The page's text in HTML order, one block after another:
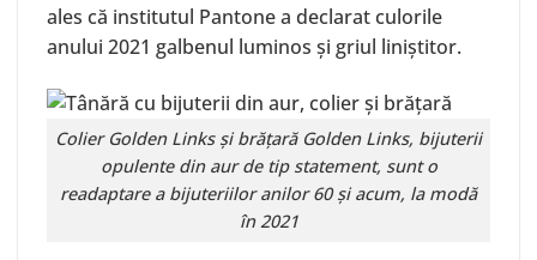
ales că institutul Pantone a declaratculorile
anului 2021 galbenul luminos și griul liniștitor.
Colier Golden Linksși brățară Golden Links, bijuterii
opulente din aur de tip statement, sunt o
readaptare a bijuteriilor anilor 60 și acum, la modă
în 2021